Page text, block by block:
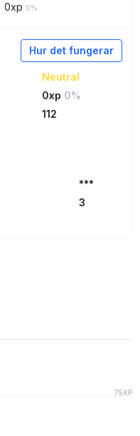
0xp 0%
Hur det fungerar
Neutral
0xp 0%
112
***
3